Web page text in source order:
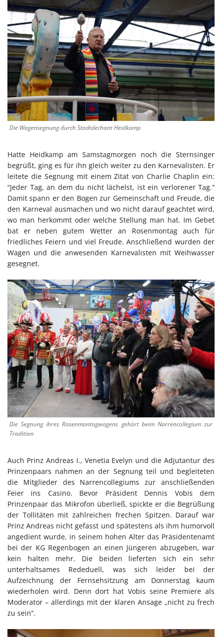
Die Wagensegnung durch Stadtdechant Heidkamp
Hatte Heidkamp am Samstagmorgen noch die Sternsinger
begrüßt, ging es für ihn gleich weiter zu den Karnevalisten. Er
leitete die Segnung mit einem Zitat von Charlie Chaplin ein:
“Jeder Tag, an dem du nicht lächelst, ist ein verlorener Tag.”
Damit spann er den Bogen zur Gemeinschaft und Freude, die
den Karneval ausmachen und wo nicht darauf geachtet wird,
wo man herkommt oder welche Stellung man hat. Im Gebet
bat er neben gutem Wetter an Rosenmontag auch für
friedliches Feiern und viel Freude. Anschließend wurden der
Wagen und die anwesenden Karnevalisten mit Weihwasser
gesegnet.
Die Segnung ihres Rosenmontagwagens gehört beim Narrencollegium zur
Tradition
Auch Prinz Andreas I., Venetia Evelyn und die Adjutantur des
Prinzenpaars nahmen an der Segnung teil und begleiteten
die Mitglieder des Narrencollegiums zur anschließenden
Feier ins Casino. Bevor Präsident Dennis Vobis dem
Prinzenpaar das Mikrofon überließ, spickte er die Begrüßung
der Tollitäten mit zahlreichen frechen Spitzen. Darauf war
Prinz Andreas nicht gefasst und spätestens als ihm humorvoll
angedient wurde, in seinem hohen Alter das Präsidentenamt
bei der KG Regenbogen an einen Jüngeren abzugeben, war
kein halten mehr. Die beiden lieferten sich ein sehr
unterhaltsames Rededuell, was sich leider bei der
Aufzeichnung der Fernsehsitzung am Donnerstag kaum
wiederholen wird. Denn dort hat Vobis seine Premiere als
Moderator – allerdings mit der klaren Ansage „nicht zu frech
zu sein“.